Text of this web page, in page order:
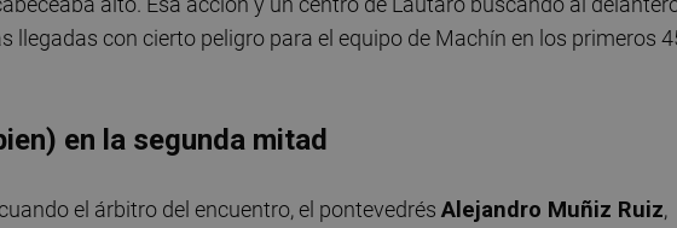
llegadas con cierto peligro para el equipo de Machín en los primeros
en la segunda mitad
el árbitro del encuentro, el pontevedrés Alejandro Muñiz Ruiz,